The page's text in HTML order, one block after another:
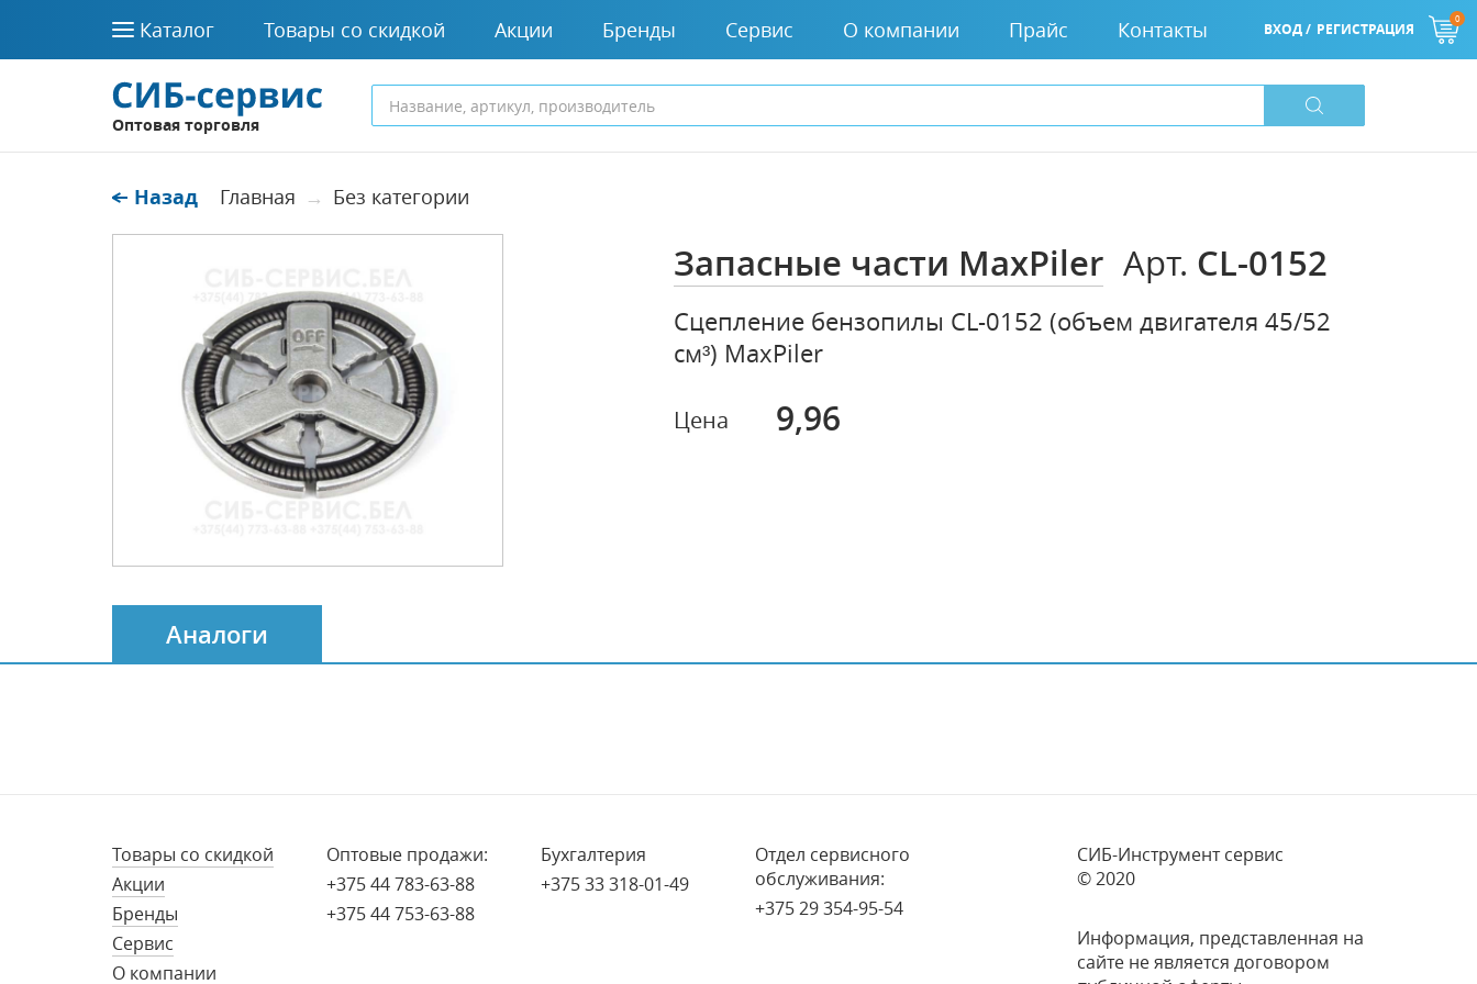
Каталог Товары со скидкой Акции Бренды Сервис О компании Прайс Контакты ВХОД / РЕГИСТРАЦИЯ
0
Оптовая торговля
Назад Главная Без категории
Запасные части MaxPiler Арт. CL-0152
Сцепление бензопилы CL-0152 (объем двигателя 45/52
см³) MaxPiler
Цена 9,96
Аналоги
Товары со скидкой
Акции
Бренды
Сервис
О компании
Оптовые продажи:
+375 44 783-63-88
+375 44 753-63-88
Бухгалтерия
+375 33 318-01-49
Отдел сервисного
обслуживания:
+375 29 354-95-54
СИБ-Инструмент сервис
© 2020
Информация, представленная на
сайте не является договором